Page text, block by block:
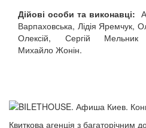
Дійові особи та виконавці:
Варпаховська, Лідія Яремчук,
Олексій, Сергій
Михайло Жонін.
Квиткова агенція з багаторічним